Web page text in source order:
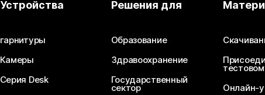
Устройства
гарнитуры
Камеры
Серия Desk
Решения для
Образование
Здравоохранение
Государственный
сектор
Онлайн-